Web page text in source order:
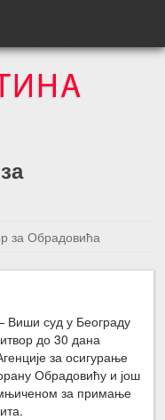
за Обрадовића
Следећа вест →
суд у Београду
до 30 дана
за осигурање
Обрадовићу и још
за примање